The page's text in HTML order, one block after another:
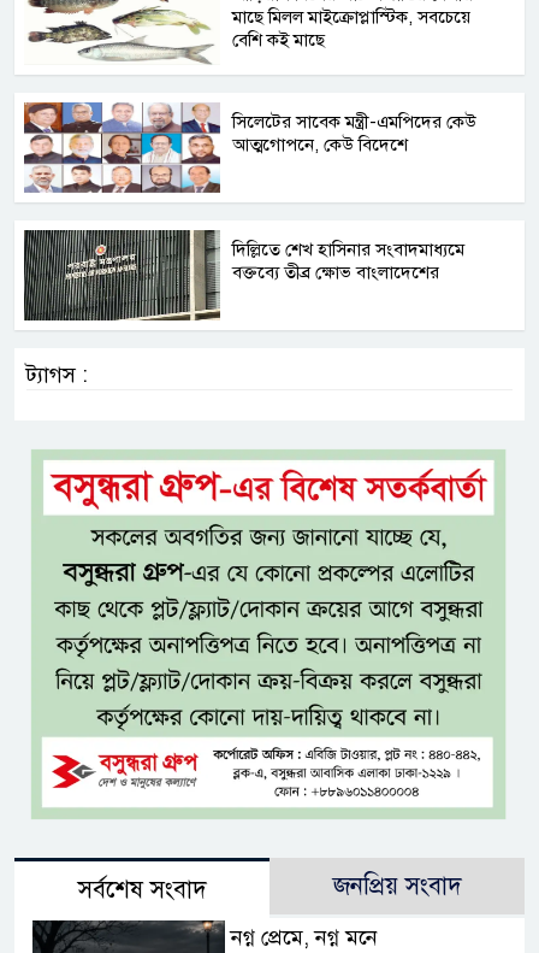
মাছে মিলল মাইক্রোপ্লাস্টিক, সবচেয়ে
বেশি কই মাছে
সিলেটের সাবেক মন্ত্রী-এমপিদের কেউ
আত্মগোপনে, কেউ বিদেশে
দিল্লিতে শেখ হাসিনার সংবাদমাধ্যমে
বক্তব্যে তীব্র ক্ষোভ বাংলাদেশের
ট্যাগস :
সর্বশেষ সংবাদ জনপ্রিয় সংবাদ
নগ্ন প্রেমে, নগ্ন মনে